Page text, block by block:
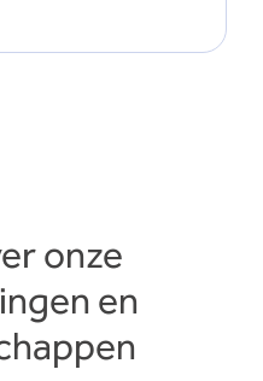
onze
en